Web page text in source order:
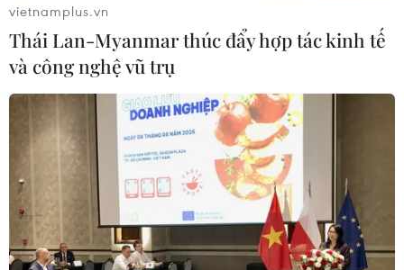
TIN CÙNG CHUYÊN MỤC
An Giang: Cháy lớn ở khu dân cư
khiến 5 căn nhà bị hư hại
06/08/2026 16:12
Tiếp tục đổi mới, nâng cao hiệu quả
công tác cai nghiện ma túy
06/08/2026 15:34
vietnamplus.vn
Thái Lan-Myanmar thúc đẩy hợp tác kinh tế
và công nghệ vũ trụ